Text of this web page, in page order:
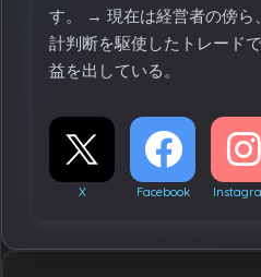
す。 → 現在は経営者の傍ら
計判断を駆使したトレード
益を出している。
X Facebook